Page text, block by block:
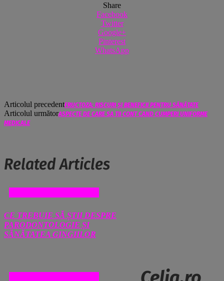
Share
Facebook
Twitter
Google+
Pinterest
WhatsApp
Articolul precedentFRUCTOZA: RISCURI ȘI BENEFICII PENTRU SĂNĂTATE
Articolul următorASPECTE DE CARE SA TII CONT CAND CUMPERI UNIFORME
MEDICALE
Related Articles
CE TREBUIE SĂ ȘTII DESPRE
PARODONTOLOGIE ȘI
SĂNĂTATEA GINGIILOR